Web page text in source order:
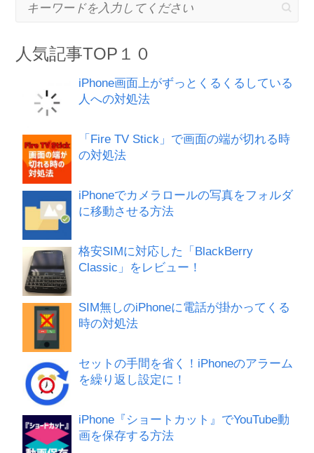
人気記事TOP１０
iPhone画面上がずっとくるくるしている
人への対処法
「Fire TV Stick」で画面の端が切れる時
の対処法
iPhoneでカメラロールの写真をフォルダ
に移動させる方法
格安SIMに対応した「BlackBerry
Classic」をレビュー！
SIM無しのiPhoneに電話が掛かってくる
時の対処法
セットの手間を省く！iPhoneのアラーム
を繰り返し設定に！
iPhone『ショートカット』でYouTube動
画を保存する方法